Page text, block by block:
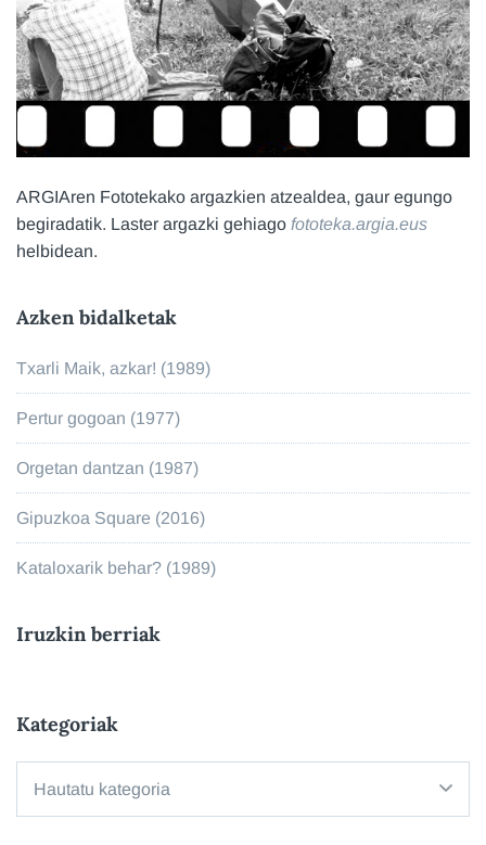
ARGIAren Fototekako argazkien atzealdea, gaur egungo
begiradatik. Laster argazki gehiago fototeka.argia.eus
helbidean.
Azken bidalketak
Txarli Maik, azkar! (1989)
Pertur gogoan (1977)
Orgetan dantzan (1987)
Gipuzkoa Square (2016)
Kataloxarik behar? (1989)
Iruzkin berriak
Kategoriak